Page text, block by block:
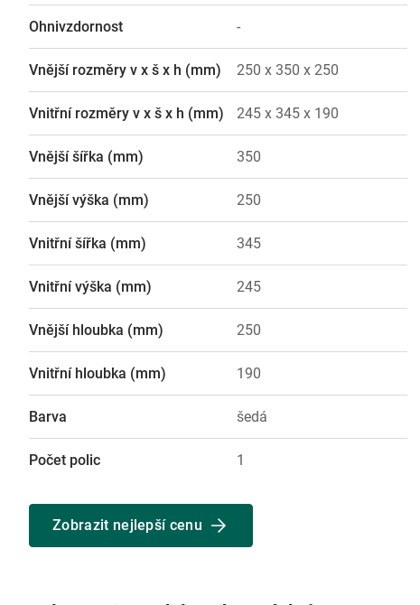
Ohnivzdornost -
Vnější rozměry v x š x h (mm) 250 x 350 x 250
Vnitřní rozměry v x š x h (mm) 245 x 345 x 190
Vnější šířka (mm) 350
Vnější výška (mm) 250
Vnitřní šířka (mm) 345
Vnitřní výška (mm) 245
Vnější hloubka (mm) 250
Vnitřní hloubka (mm) 190
Barva šedá
Počet polic 1
Zobrazit nejlepší cenu